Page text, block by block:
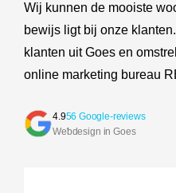
Wij kunnen de mooiste
bewijs ligt bij onze
klanten uit Goes en
online marketing bureau
4.956 Google-reviews
Webdesign in Goes